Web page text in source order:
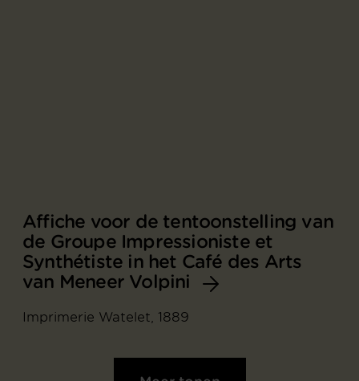
Affiche voor de tentoonstelling van
de Groupe Impressioniste et
Synthétiste in het Café des Arts
van Meneer Volpini
Imprimerie Watelet, 1889